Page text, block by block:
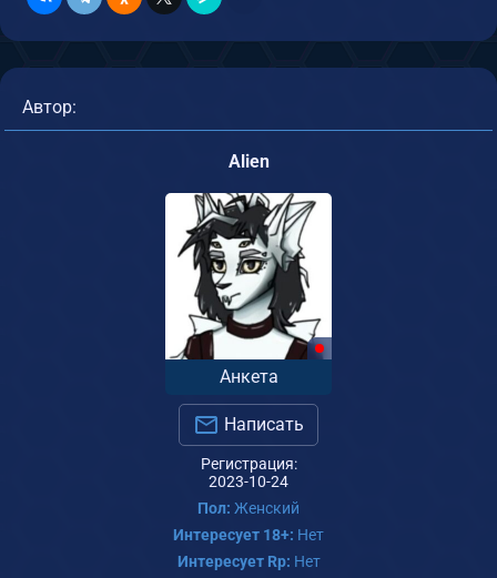
Автор:
Alien
Анкета
Написать
Регистрация:
2023-10-24
Пол: Женский
Интересует 18+: Нет
Интересует Rp: Нет